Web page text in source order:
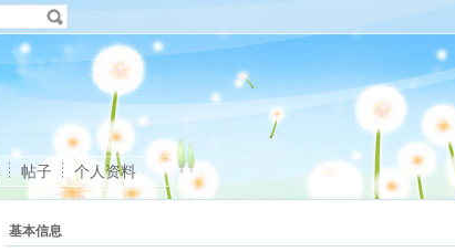
帖子 个人资料
基本信息